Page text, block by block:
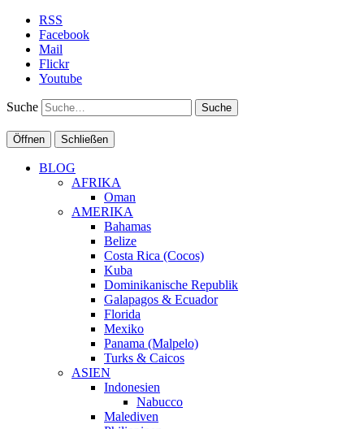
RSS
Facebook
Mail
Flickr
Youtube
Suche
Öffnen Schließen
BLOG
AFRIKA
Oman
AMERIKA
Bahamas
Belize
Costa Rica (Cocos)
Kuba
Dominikanische Republik
Galapagos & Ecuador
Florida
Mexiko
Panama (Malpelo)
Turks & Caicos
ASIEN
Indonesien
Nabucco
Malediven